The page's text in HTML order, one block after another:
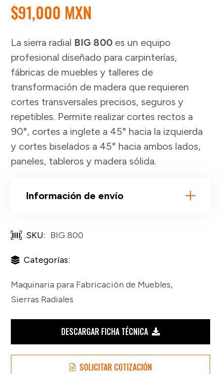
$91,000 MXN
La sierra radial BIG 800 es un equipo
profesional diseñado para carpinterías,
fábricas de muebles y talleres de
transformación de madera que requieren
cortes transversales precisos, seguros y
repetibles. Permite realizar cortes rectos a
90°, cortes a inglete a 45° hacia la izquierda
y cortes biselados a 45° hacia ambos lados,
paneles, tableros y madera sólida.
Información de envío
SKU: BIG 800
Categorías:
Maquinaria para Fabricación de Muebles,
Sierras Radiales
DESCARGAR FICHA TÉCNICA
SOLICITAR COTIZACIÓN